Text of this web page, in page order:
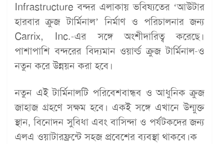
Infrastructure বন্দর এলাকায় ভবিষ্যতের ‘আউটার
হারবার ক্রুজ টার্মিনাল’ নির্মাণ ও পরিচালনার জন্য
Carrix, Inc.-এর সঙ্গে অংশীদারিত্ব করেছে।
পাশাপাশি বন্দরের বিদ্যমান ওয়ার্ল্ড ক্রুজ টার্মিনাল-ও
নতুন করে উন্নয়ন করা হবে।
নতুন এই টার্মিনালটি পরিবেশবান্ধব ও আধুনিক ক্রুজ
জাহাজ গ্রহণে সক্ষম হবে। একই সঙ্গে এখানে উন্মুক্ত
স্থান, বিনোদন সুবিধা এবং বাসিন্দা ও পর্যটকদের জন্য
এলএ ওয়াটারফ্রন্টে সহজ প্রবেশের ব্যবস্থা থাকবে।ক